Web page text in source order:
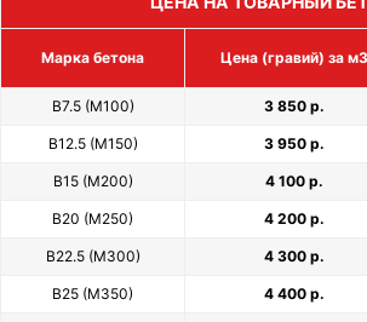
Марка бетона Цена (гравий) за м3
В7.5 (М100) 3 850 р.
В12.5 (М150) 3 950 р.
В15 (М200) 4 100 р.
В20 (М250) 4 200 р.
В22.5 (М300) 4 300 р.
В25 (М350) 4 400 р.